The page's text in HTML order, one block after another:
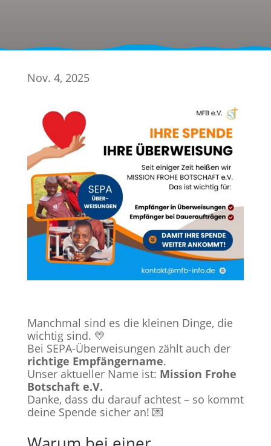
Nov. 4, 2025
Manchmal sind es die kleinen Dinge, die
wichtig sind. 💛
Bei SEPA-Überweisungen zählt auch der
richtige Empfängername.
Unser aktueller Name ist: Mission Frohe
Botschaft e.V.
Danke, dass du darauf achtest – so kommt
deine Spende sicher an! 💌